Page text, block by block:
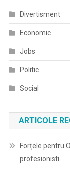
Divertisment
Economic
Jobs
Politic
Social
ARTICOLE
Forțele pentru
profesionisti